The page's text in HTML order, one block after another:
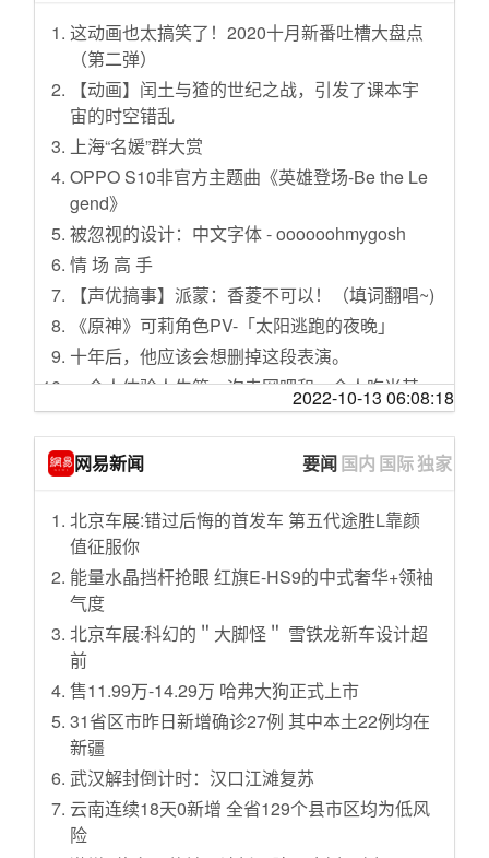
非媒：中非数字经济合作助力非洲脱贫
乾隆驾崩后，嘉庆是怎样对待乾隆众多的孩子
和妃子的？
我国多地检出BF.7变异株，传播速度更快，已
发现“过路传播”
变装舞捏～
【紫★S3】EP25 221011
乔佛里婚礼现场领盒饭，千古一帝被自己作
死！美剧史诗巨作《权力的游戏》第13期
科技与狠活，干净又卫生
延安这所山崖上的大学，不怕战机空袭，从这
里走出了不少开国将帅
当 代 网 红 面 孔【24】【ʚ二七梦ɞ独家】
受过专业训练的神明是绝对不会笑的！除
非……忍不住？【直播切片】【凰裳】
买了三台“老头乐”...
老板娘等半个月，好不容易才买一盆猪巧舌，
没想到这种做法很畅销
头？
咬一口秋天的热恋冰淇淋吧~
女人过了20岁，还是想和孩子一样
【电锯人OP】KICK BACK - 米津玄師
可爱在性感面前不堪一击！欢乐八点档-338
你敢信这是一首18年前发行的单曲？翻唱林俊
杰的《美人鱼》
凹凸曼（今日好笑开心视频：979)
榨菜肉丝面这样做太好吃了，顿顿吃都不腻，
每次做一大碗都不够吃
战斧牛排，有不喜欢吃的吗？
这动画也太搞笑了！2020十月新番吐槽大盘点
（第二弹）
【动画】闰土与猹的世纪之战，引发了课本宇
宙的时空错乱
上海“名媛”群大赏
OPPO S10非官方主题曲《英雄登场-Be the Le
gend》
被忽视的设计：中文字体 - oooooohmygosh
情 场 高 手
【声优搞事】派蒙：香菱不可以！（填词翻唱~)
《原神》可莉角色PV-「太阳逃跑的夜晚」
十年后，他应该会想删掉这段表演。
一个人体验人生第一次去网吧和一个人吃米其
林餐厅
【JUMP】拼团名媛暴打消费主义。
【罗翔】爸爸绑着儿子去自首，算自首吗？自
想 要 成 为 上 流 名 媛 吗
诺贝尔奖得主被邻居告知自己获奖，这。。。
如何用5分钟演完一部玛丽苏剧…
“防弹少年团”言论引中国粉丝不满，外交部回
应！
摆摊把666只乌龟卖了，金额随便付，最高有人
付一千！
BY2翻跳韩舞《Maria》《无价之姐》
UP亲身经历的试管婴儿 是种什么体验 我那备孕
多年的艰难历程 元气森林
up主隐忍3年，只为出国执行秘密任务㊙️
2022-10-13 06:08:18
网易新闻 要闻国内 国际独家
北京车展:错过后悔的首发车 第五代途胜L靠颜
值征服你
能量水晶挡杆抢眼 红旗E-HS9的中式奢华+领袖
气度
北京车展:科幻的＂大脚怪＂ 雪铁龙新车设计超
前
售11.99万-14.29万 哈弗大狗正式上市
31省区市昨日新增确诊27例 其中本土22例均在
新疆
武汉解封倒计时：汉口江滩复苏
云南连续18天0新增 全省129个县市区均为低风
险